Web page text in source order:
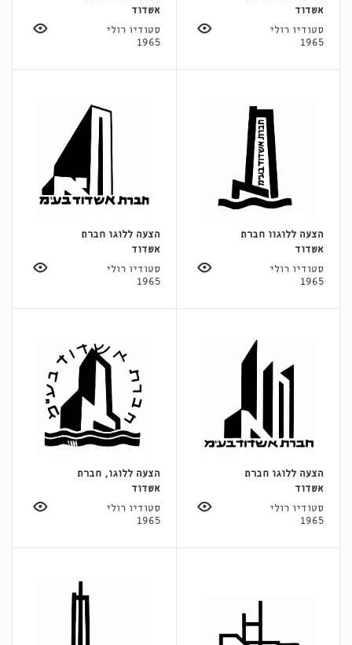
אשדוד
סטודיו רולי
1965
אשדוד
סטודיו רולי
1965
הצעה ללוגוו חברת
אשדוד
סטודיו רולי
1965
הצעה ללוגו חברת
אשדוד
סטודיו רולי
1965
הצעה ללוגו חברת
אשדוד
סטודיו רולי
1965
הצעה ללוגו, חברת
אשדוד
סטודיו רולי
1965